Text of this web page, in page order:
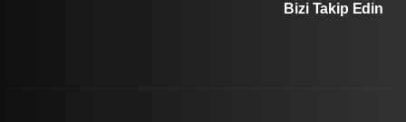
Bizi Takip Edin